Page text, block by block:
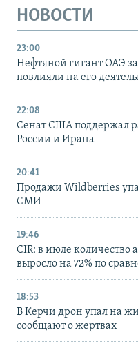
НОВОСТИ
23:00
Нефтяной гигант ОАЭ
повлияли на его
22:08
Сенат США поддержал
России и Ирана
20:41
Продажи Wildberries
СМИ
19:46
CIR: в июле количество
выросло на 72% по
18:53
В Керчи дрон упал на
сообщают о жертвах